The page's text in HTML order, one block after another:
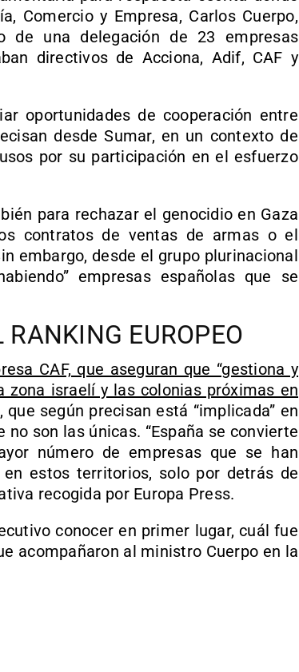
Comercio y Empresa, Carlos Cuerpo,
de una delegación de 23 empresas
directivos de Acciona, Adif, CAF y
oportunidades de cooperación entre
desde Sumar, en un contexto de
por su participación en el esfuerzo
para rechazar el genocidio en Gaza
contratos de ventas de armas o el
embargo, desde el grupo plurinacional
empresas españolas que se
RANKING EUROPEO
CAF, que aseguran que “gestiona y
israelí y las colonias próximas en
que según precisan está “implicada” en
son las únicas. “España se convierte
número de empresas que se han
estos territorios, solo por detrás de
recogida por Europa Press.
conocer en primer lugar, cuál fue
acompañaron al ministro Cuerpo en la